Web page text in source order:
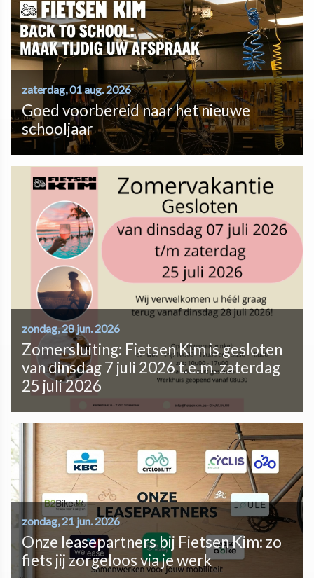
zaterdag, 01 aug. 2026
Goed voorbereid naar het nieuwe
schooljaar
zondag, 28 jun. 2026
Zomersluiting: Fietsen Kim is gesloten
van dinsdag 7 juli 2026 t.e.m. zaterdag
25 juli 2026
zondag, 21 jun. 2026
Onze leasepartners bij Fietsen Kim: zo
fiets jij zorgeloos via je werk